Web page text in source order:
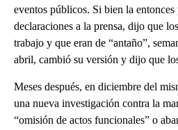
eventos públicos. Si bien la entonces
declaraciones a la prensa, dijo que
trabajo y que eran de “antaño”,
abril, cambió su versión y dijo que
Meses después, en diciembre del
una nueva investigación contra la
“omisión de actos funcionales” o